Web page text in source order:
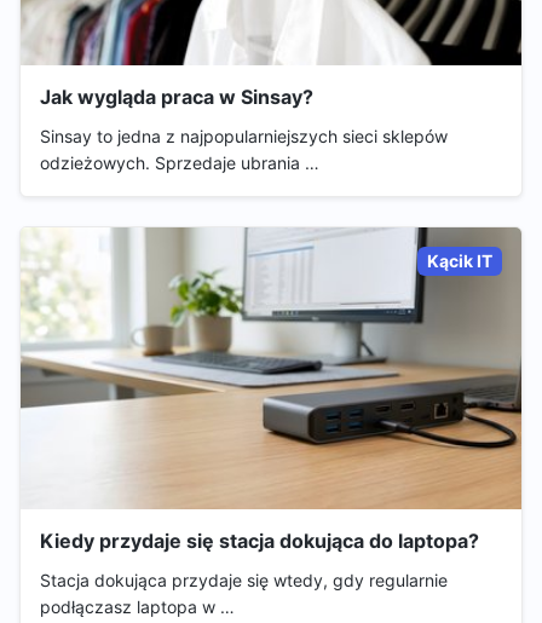
Jak wygląda praca w Sinsay?
Sinsay to jedna z najpopularniejszych sieci sklepów
odzieżowych. Sprzedaje ubrania …
Kącik IT
Kiedy przydaje się stacja dokująca do laptopa?
Stacja dokująca przydaje się wtedy, gdy regularnie
podłączasz laptopa w …